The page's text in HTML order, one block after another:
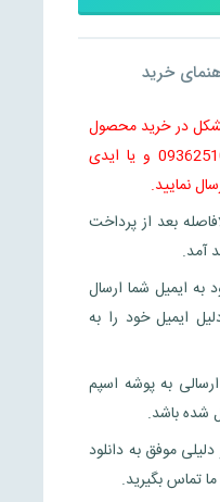
خرید
در خرید محصول
به شماره تلگرام 09362510164 و یا ایدی
بعد از پرداخت
آمد.
به ایمیل شما ارسال
ایمیل خود را به
به پوشه اسپم
موفق به دانلود
تماس بگیرید.